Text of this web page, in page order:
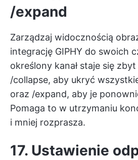
/expand
Zarządzaj widocznością
integrację GIPHY do swoich
określony kanał staje się
/collapse, aby ukryć
oraz /expand, aby je
Pomaga to w utrzymaniu
i mniej rozprasza.
17. Ustawienie